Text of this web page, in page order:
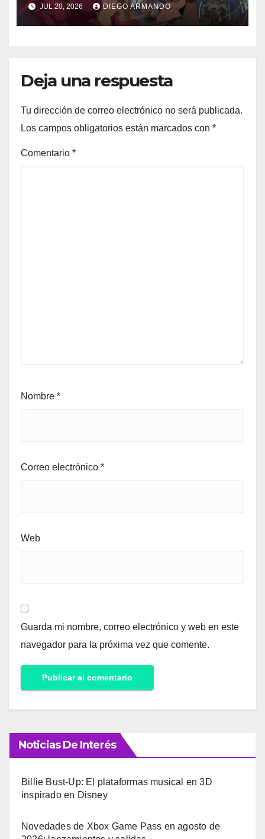
JUL 20, 2026 DIEGO ARMANDO
Deja una respuesta
Tu dirección de correo electrónico no será publicada.
Los campos obligatorios están marcados con *
Comentario *
Nombre *
Correo electrónico *
Web
Guarda mi nombre, correo electrónico y web en este
navegador para la próxima vez que comente.
Noticias De Interés
Billie Bust-Up: El plataformas musical en 3D
inspirado en Disney
Novedades de Xbox Game Pass en agosto de